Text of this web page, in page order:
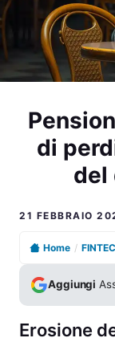
di
del
21 FEBBRAIO
Home /
Aggiungi
Erosione